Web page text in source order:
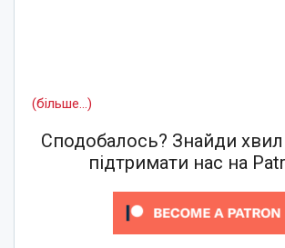
(більше…)
Сподобалось? Знайди
підтримати нас на